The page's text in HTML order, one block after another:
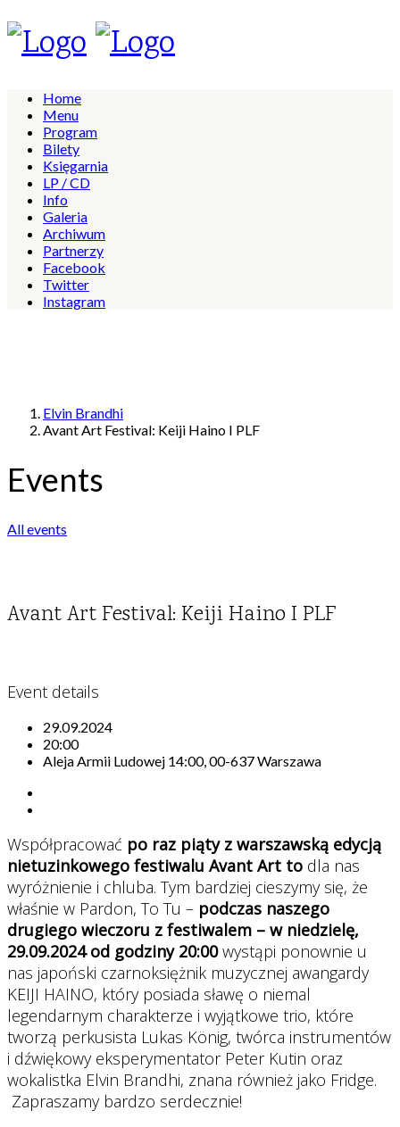
Home
Menu
Program
Bilety
Księgarnia
LP / CD
Info
Galeria
Archiwum
Partnerzy
Facebook
Twitter
Instagram
Elvin Brandhi
Avant Art Festival: Keiji Haino I PLF
Events
All events
Avant Art Festival: Keiji Haino I PLF
Event details
29.09.2024
20:00
Aleja Armii Ludowej 14:00, 00-637 Warszawa
Współpracować po raz piąty z warszawską edycją
nietuzinkowego festiwalu Avant Art to dla nas
wyróżnienie i chluba. Tym bardziej cieszymy się, że
właśnie w Pardon, To Tu – podczas naszego
drugiego wieczoru z festiwalem – w niedzielę,
29.09.2024 od godziny 20:00wystąpi ponownie u
nas japoński czarnoksiężnik muzycznej awangardy
KEIJI HAINO, który posiada sławę o niemal
legendarnym charakterze i wyjątkowe trio, które
tworzą perkusista Lukas König, twórca instrumentów
i dźwiękowy eksperymentator Peter Kutin oraz
wokalistka Elvin Brandhi, znana również jako Fridge.
Zapraszamy bardzo serdecznie!